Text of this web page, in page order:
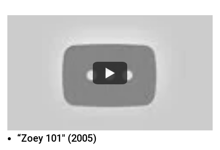
“Zoey 101″ (2005)